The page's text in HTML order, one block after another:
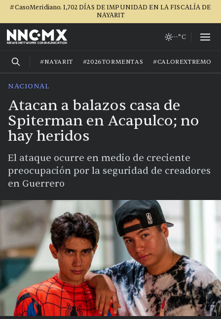
#CasoMeridiano. 1,702 DÍAS DE IMPUNIDAD EN LA FISCALÍA DE
NAYARIT
--°C
#NAYARIT #2026TORMENTAS #CALOREXTREMO
NACIONAL
Atacan a balazos casa de
Spiterman en Acapulco; no
hay heridos
El ataque ocurre en medio de creciente
preocupación por la seguridad de creadores
en Guerrero